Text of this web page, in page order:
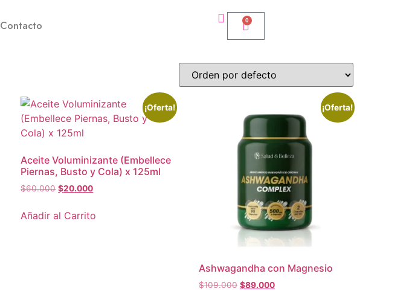
Contacto 0
¡Oferta!
Aceite Voluminizante (Embellece
Piernas, Busto y Cola) x 125ml
$60.000 $20.000
Añadir al Carrito
¡Oferta!
Ashwagandha con Magnesio
$109.000 $89.000